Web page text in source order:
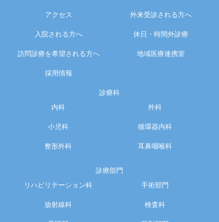
アクセス 外来受診される方へ
入院される方へ 休日・時間外診療
訪問診療を希望される方へ 地域医療連携室
採用情報
診療科
内科
外科
小児科 循環器内科
整形外科 耳鼻咽喉科
診療部門
リハビリテーション科
手術部門
放射線科 検査科